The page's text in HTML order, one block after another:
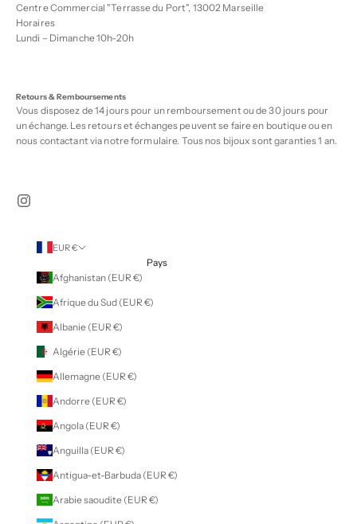
Centre Commercial "Terrasse du Port", 13002 Marseille
Horaires
Lundi – Dimanche 10h-20h
Retours & Remboursements
Vous disposez de 14 jours pour un remboursement ou de 30 jours pour
un échange. Les retours et échanges peuvent se faire en boutique ou en
nous contactant via notreformulaire. Tous nos bijoux sont garanties 1 an.
EUR €
Pays
Afghanistan (EUR €)
Afrique du Sud (EUR €)
Albanie (EUR €)
Algérie (EUR €)
Allemagne (EUR €)
Andorre (EUR €)
Angola (EUR €)
Anguilla (EUR €)
Antigua-et-Barbuda (EUR €)
Arabie saoudite (EUR €)